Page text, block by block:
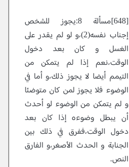
[648]مسألة 8:يجوز للشخص
إجناب نفسه(2)،و لو لم يقدر على
الغسل و كان بعد دخول
الوقت،نعم إذا لم يتمكن من
التيمم أيضا لا يجوز ذلك،و أما في
الوضوء فلا يجوز لمن كان متوضئا
و لم يتمكن من الوضوء لو أحدث
أن يبطل وضوءه إذا كان بعد
دخول الوقت،ففرق في ذلك بين
الجنابة و الحدث الأصغر،و الفارق
النص.